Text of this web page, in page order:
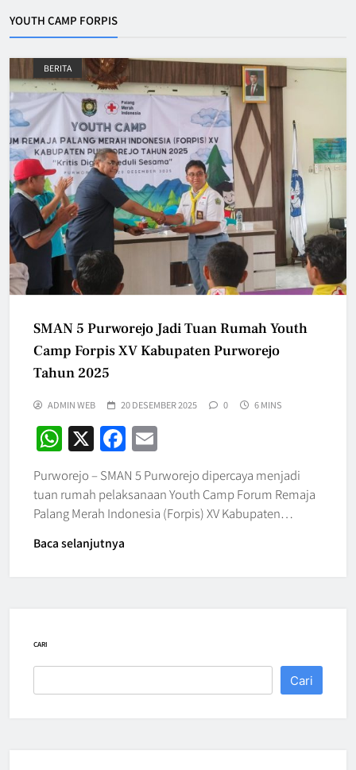
YOUTH CAMP FORPIS
BERITA
SMAN 5 Purworejo Jadi Tuan Rumah Youth
Camp Forpis XV Kabupaten Purworejo
Tahun 2025
ADMIN WEB 20 DESEMBER 2025 0 6 MINS
WhatsApp
X Facebook
Purworejo – SMAN 5 Purworejo dipercaya menjadi
tuan rumah pelaksanaan Youth Camp Forum Remaja
Palang Merah Indonesia (Forpis) XV Kabupaten…
Baca selanjutnya
CARI
Cari